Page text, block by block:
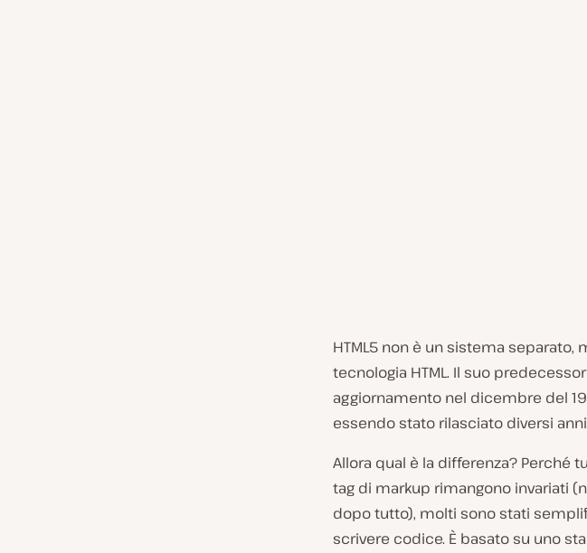
HTML5 non è un sistema separato,
tecnologia HTML. Il suo
aggiornamento nel dicembre del
essendo stato rilasciato diversi anni
Allora qual è la differenza? Perché
tag di markup rimangono invariati
dopo tutto), molti sono stati
scrivere codice. È basato su uno